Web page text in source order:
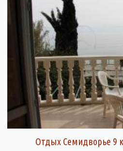
Отдых Семидворье 9